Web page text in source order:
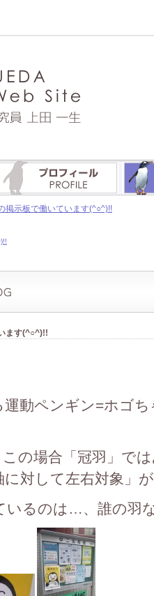
掲示板で働いています(^○^)!!
ます(^○^)!!
運動ペンギン=ホゴ
この場合「冠羽」で
対して左右対象」
いるのは…、誰の羽